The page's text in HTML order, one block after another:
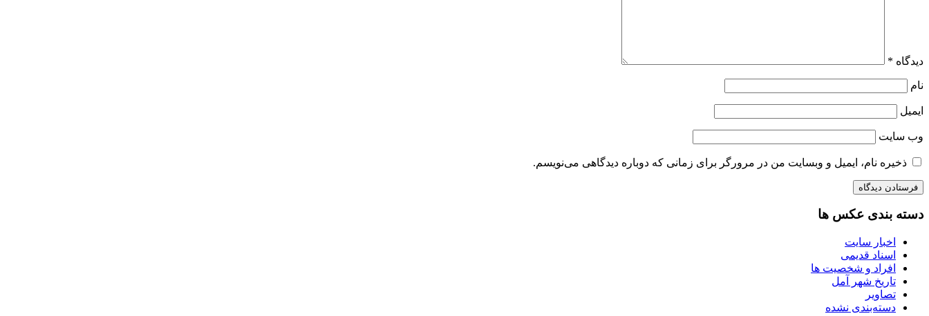
دیدگاه *
نام
ایمیل
وب‌ سایت
ذخیره نام، ایمیل و وبسایت من در مرورگر برای زمانی که دوباره دیدگاهی می‌نویسم.
دسته بندی عکس ها
اخبار سایت
اسناد قدیمی
افراد و شخصیت ها
تاریخ شهر آمل
تصاویر
دسته‌بندی نشده